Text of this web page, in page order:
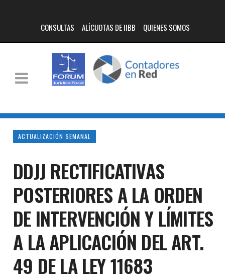
CONSULTAS ALÍCUOTAS DE IIBB QUIENES SOMOS
ACTUALIZACIÓN SEMANAL
DDJJ RECTIFICATIVAS
POSTERIORES A LA ORDEN
DE INTERVENCIÓN Y LÍMITES
A LA APLICACIÓN DEL ART.
49 DE LA LEY 11683